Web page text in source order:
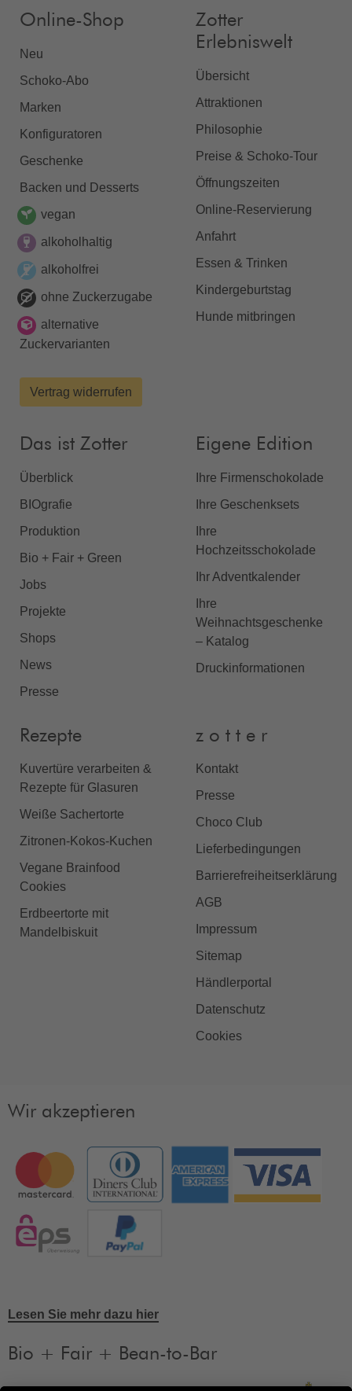
Online-Shop
Neu
Schoko-Abo
Marken
Konfiguratoren
Geschenke
Backen und Desserts
vegan
alkoholhaltig
alkoholfrei
ohne Zuckerzugabe
alternative
Zuckervarianten
Vertrag widerrufen
Zotter
Erlebniswelt
Übersicht
Attraktionen
Philosophie
Preise & Schoko-Tour
Öffnungszeiten
Online-Reservierung
Anfahrt
Essen & Trinken
Kindergeburtstag
Hunde mitbringen
Das ist Zotter
Überblick
BIOgrafie
Produktion
Bio + Fair + Green
Jobs
Projekte
Shops
News
Presse
Eigene Edition
Ihre Firmenschokolade
Ihre Geschenksets
Ihre
Hochzeitsschokolade
Ihr Adventkalender
Ihre
Weihnachtsgeschenke
– Katalog
Druckinformationen
Rezepte
Kuvertüre verarbeiten &
Rezepte für Glasuren
Weiße Sachertorte
Zitronen-Kokos-Kuchen
Vegane Brainfood
Cookies
Erdbeertorte mit
Mandelbiskuit
z o t t e r
Kontakt
Presse
Choco Club
Lieferbedingungen
Barrierefreiheitserklärung
AGB
Impressum
Sitemap
Händlerportal
Datenschutz
Cookies
Wir akzeptieren
Lesen Sie mehr dazu hier
Bio + Fair + Bean-to-Bar